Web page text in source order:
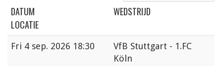
DATUM
WEDSTRIJD
LOCATIE
Fri 4 sep. 2026 18:30
VfB Stuttgart - 1.FC
Köln